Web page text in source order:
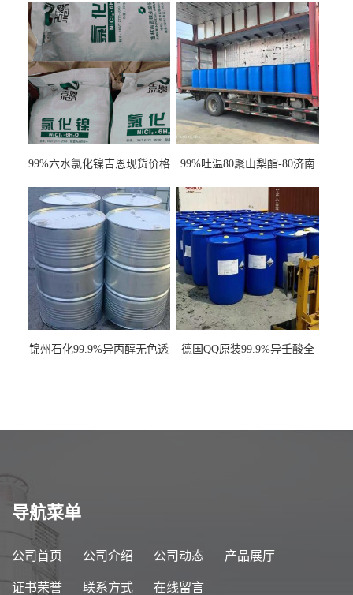
99%六水氯化镍吉恩现货价格
99%吐温80聚山梨酯-80济南
锦州石化99.9%异丙醇无色透
德国QQ原装99.9%异壬酸全
导航菜单
公司首页 公司介绍 公司动态 产品展厅
证书荣誉 联系方式 在线留言